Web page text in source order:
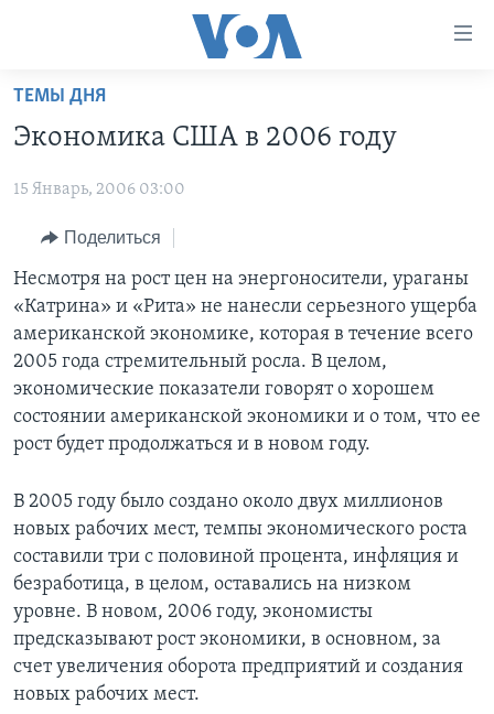
Перейти
основной
Перейти
навигации
Перейти
поиск
АМЕРИКА
НОВОСТИ ЗА МИНУТУ
ИТОГИ
ПОЧЕМУ ЭТО ВАЖНО?
ДИСКУССИЯ VOA
ДЕТАЛИ
НЬЮ-ЙОРК NEW YORK
ПРОЕКТЫ
УЧИМ АНГЛИЙСКИЙ
НАША АМЕРИКАНСКАЯ ИСТОРИЯ
А КАК В АМЕРИКЕ?
АРТЕФАКТЫ
АМЕРИКАНСКИЕ ГОРОДКИ
ТЕСТЫ
ЭКСПЕРТИЗА
ИНТЕРВЬЮ
ФАКТЫ ПРОТИВ ФЕЙКОВ
ЗА СВОБОДУ ПРЕССЫ
УЧИМ АНГЛИЙСКИЙ
ВИДЕО
Learning English
СОЦИАЛЬНЫЕ СЕТИ
Языки
ТЕМЫ ДНЯ
Экономика США в 2006 году
15 Январь, 2006 03:00
Поделиться
Несмотря на рост цен на энергоносители, ураганы
«Катрина» и «Рита» не нанесли серьезного ущерба
американской экономике, которая в течение всего
2005 года стремительный росла. В целом,
экономические показатели говорят о хорошем
состоянии американской экономики и о том, что ее
рост будет продолжаться и в новом году.
В 2005 году было создано около двух миллионов
новых рабочих мест, темпы экономического роста
составили три с половиной процента, инфляция и
безработица, в целом, оставались на низком
уровне. В новом, 2006 году, экономисты
предсказывают рост экономики, в основном, за
счет увеличения оборота предприятий и создания
новых рабочих мест.